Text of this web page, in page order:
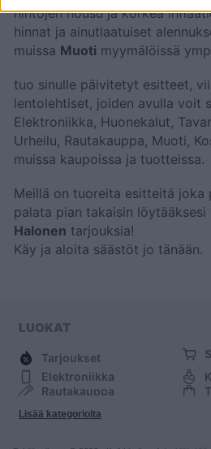
hintojen nousu ja korkea
hinnat ja ainutlaatuiset
muissa Muoti myymälöissä
tuo sinulle päivitetyt esitteet,
lentolehtiset, joiden avulla voit
Elektroniikka, Huonekalut,
Urheilu, Rautakauppa, Muoti,
muissa kaupoissa ja tuotteissa.
Meillä on tuoreita esitteitä joka
palata pian takaisin löytääksesi
Halonen tarjouksia!
Käy ja aloita säästöt jo tänään.
LUOKAT
Tarjoukset
Elektroniikka
Rautakauppa
Urheilu
Lisää kategorioita